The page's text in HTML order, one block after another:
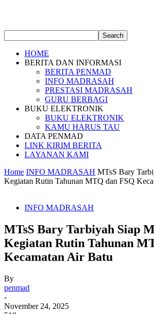
HOME
BERITA DAN INFORMASI
BERITA PENMAD
INFO MADRASAH
PRESTASI MADRASAH
GURU BERBAGI
BUKU ELEKTRONIK
BUKU ELEKTRONIK
KAMU HARUS TAU
DATA PENMAD
LINK KIRIM BERITA
LAYANAN KAMI
Home INFO MADRASAH MTsS Bary
Kegiatan Rutin Tahunan MTQ dan FSQ
INFO MADRASAH
MTsS Bary Tarbiyah Siap
Kegiatan Rutin Tahunan
Kecamatan Air Batu
By
penmad
-
November 24, 2025